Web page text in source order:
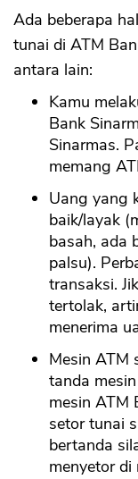
Ada beberapa
tunai di ATM
antara lain:
Kamu
Bank
Sinarmas.
memang
Uang yang
baik/layak
basah, ada
palsu).
transaksi.
tertolak,
menerima
Mesin ATM
tanda
mesin ATM
setor tunai
bertanda
menyetor di